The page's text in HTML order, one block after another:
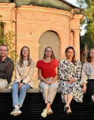
Трёхчасовая
фортов - 3000 р.
(только для
*+ 3 часа к
Для групп
150 р. с